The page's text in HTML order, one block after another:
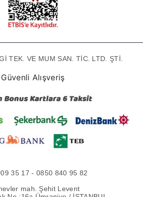
TEK. VE MUM SAN. TİC. LTD. ŞTİ.
Güvenli Alışveriş
35 17 - 0850 840 95 82
mah. Şehit Levent